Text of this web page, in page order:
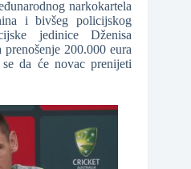
narkokartela
i bivšeg policijskog
jedinice Dženisa
200.000 eura
da će novac prenijeti